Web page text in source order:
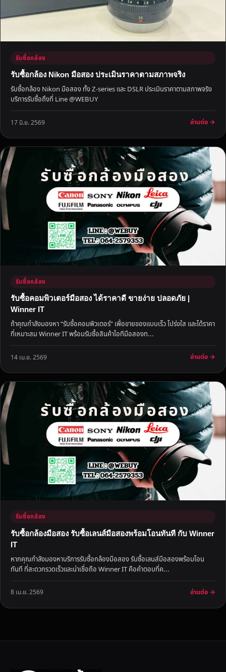
า
ม
เ
ย
รับซื้อกล้อง
รับซื้อกล้อง Nikon มือสอง ประเมินราคาตามสภาพจริง
รับซื้อกล้อง Nikon มือสอง ทั้ง Z-series และ DSLR ประเมินราคาตามสภาพจริง
บริการรับซื้อถึงที่ Line @WEBUY
17 มิ.ย. 2569 อ่านต่อ →
รับซื้อกล้อง
รับซื้อคอมพิวเตอร์มือสอง ได้ราคาดี ขายง่าย ปลอดภัย |
Winner IT
ถ้าคุณกำลังมองหา “รับซื้อคอมพิวเตอร์” เพื่อขายของแบบเร็ว โปร่งใส และได้ราคา
ที่เหมาะสม Winner IT พร้อมรับซื้อสินค้าไอทีมือสองท...
14 เม.ย. 2569 อ่านต่อ →
รับซื้อกล้อง
รับซื้อกล้องมือสอง รับซื้อเลนส์มือสองพร้อมโอนทันที กับ Winner
IT
หากคุณกำลังมองหาบริการรับซื้อกล้องมือสอง รับซื้อเลนส์มือสองพร้อมโอน
ทันที ที่สะดวกรวดเร็วและน่าเชื่อถือ Winner IT คือคำตอบที่ค...
8 เม.ย. 2569 อ่านต่อ →